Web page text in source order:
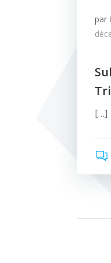
par
[…]